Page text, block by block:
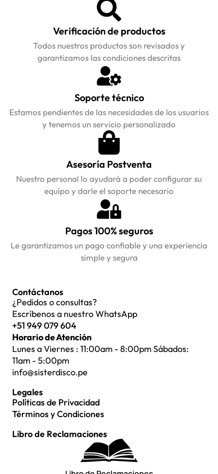
Verificación de productos
Todos nuestros productos son revisados y
garantizamos las condiciones descritas
Soporte técnico
Estamos pendientes de las necesidades de los usuarios
y tenemos un servicio personalizado
Asesoría Postventa
Nuestro personal lo ayudará a poder configurar su
equípo y darle el soporte necesario
Pagos 100% seguros
Le garantizamos un pago confiable y una experiencia
simple y segura
Contáctanos
¿Pedidos o consultas?
Escríbenos a nuestro WhatsApp
+51 949 079 604
Horario de Atención
Lunes a Viernes : 11:00am - 8:00pm Sábados:
11am - 5:00pm
info@sisterdisco.pe
Legales
Políticas de Privacidad
Términos y Condiciones
Libro de Reclamaciones